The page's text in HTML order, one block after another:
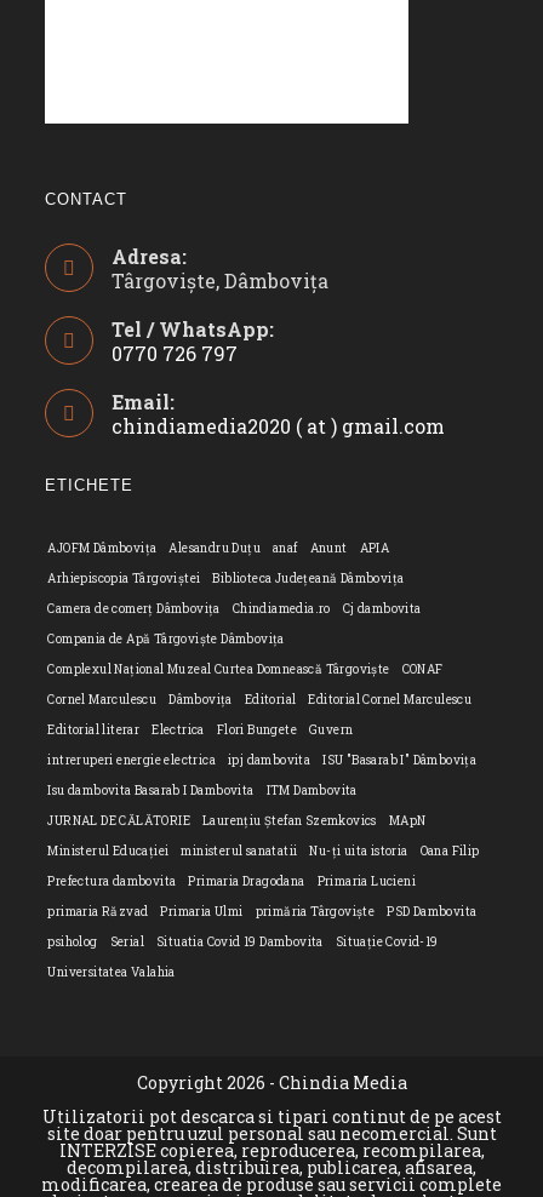
CONTACT
Adresa:
Târgoviște, Dâmbovița
Tel / WhatsApp:
0770 726 797
in
your
Email:
chindiamedia2020 ( at ) gmail.com
ETICHETE
AJOFM Dâmbovița Alesandru Duțu anaf Anunt
APIA
Arhiepiscopia Târgoviștei
Biblioteca Județeană Dâmbovița
Camera de comerț Dâmbovița
Chindiamedia.ro
Cj dambovita
Compania de Apă Târgoviște Dâmbovița
Complexul Național Muzeal Curtea Domnească Târgoviște
CONAF
Cornel Marculescu
Dâmbovița Editorial
Editorial Cornel Marculescu
Editorial literar
Electrica Flori Bungete
Guvern
intreruperi energie electrica
ipj dambovita
ISU "Basarab I" Dâmbovița
Isu dambovita Basarab I Dambovita
ITM Dambovita
JURNAL DE CĂLĂTORIE
Laurențiu Ștefan Szemkovics
MApN
Ministerul Educației
ministerul sanatatii Nu-ți uita istoria
Oana Filip
Prefectura dambovita
Primaria Dragodana
Primaria Lucieni
primaria Răzvad
Primaria Ulmi primăria Târgoviște
PSD Dambovita
psiholog
Serial Situatia Covid 19 Dambovita
Situație Covid-19
Universitatea Valahia
Copyright 2026 - Chindia Media
Utilizatorii pot descarca si tipari continut de pe acest
site doar pentru uzul personal sau necomercial. Sunt
INTERZISE copierea, reproducerea, recompilarea,
decompilarea, distribuirea, publicarea, afisarea,
modificarea, crearea de produse sau servicii complete